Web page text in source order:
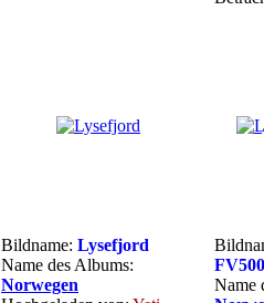
Bildname: Lysefjord
Name des Albums:
Norwegen
FV500
Name